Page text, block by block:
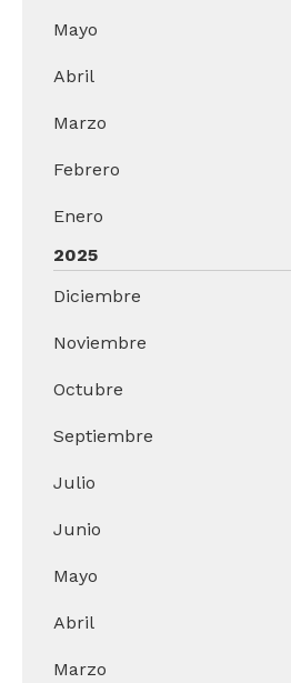
Mayo
Abril
Marzo
Febrero
Enero
2025
Diciembre
Noviembre
Octubre
Septiembre
Julio
Junio
Mayo
Abril
Marzo